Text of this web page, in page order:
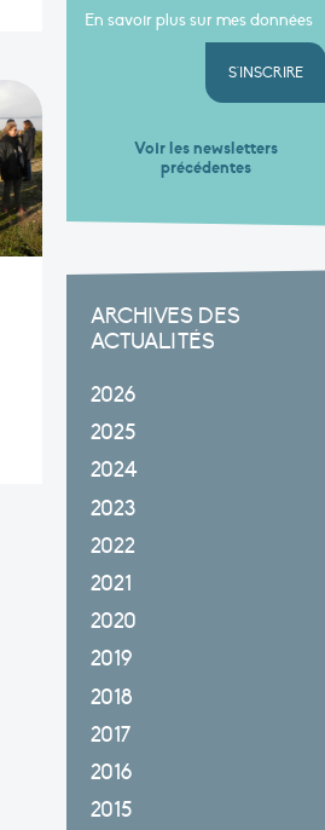
En savoir plus sur mes données
S'INSCRIRE
Voir les newsletters
précédentes
ARCHIVES DES
ACTUALITÉS
2026
2025
2024
2023
2022
2021
2020
2019
2018
2017
2016
2015